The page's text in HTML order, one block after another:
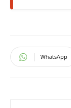
WhatsApp